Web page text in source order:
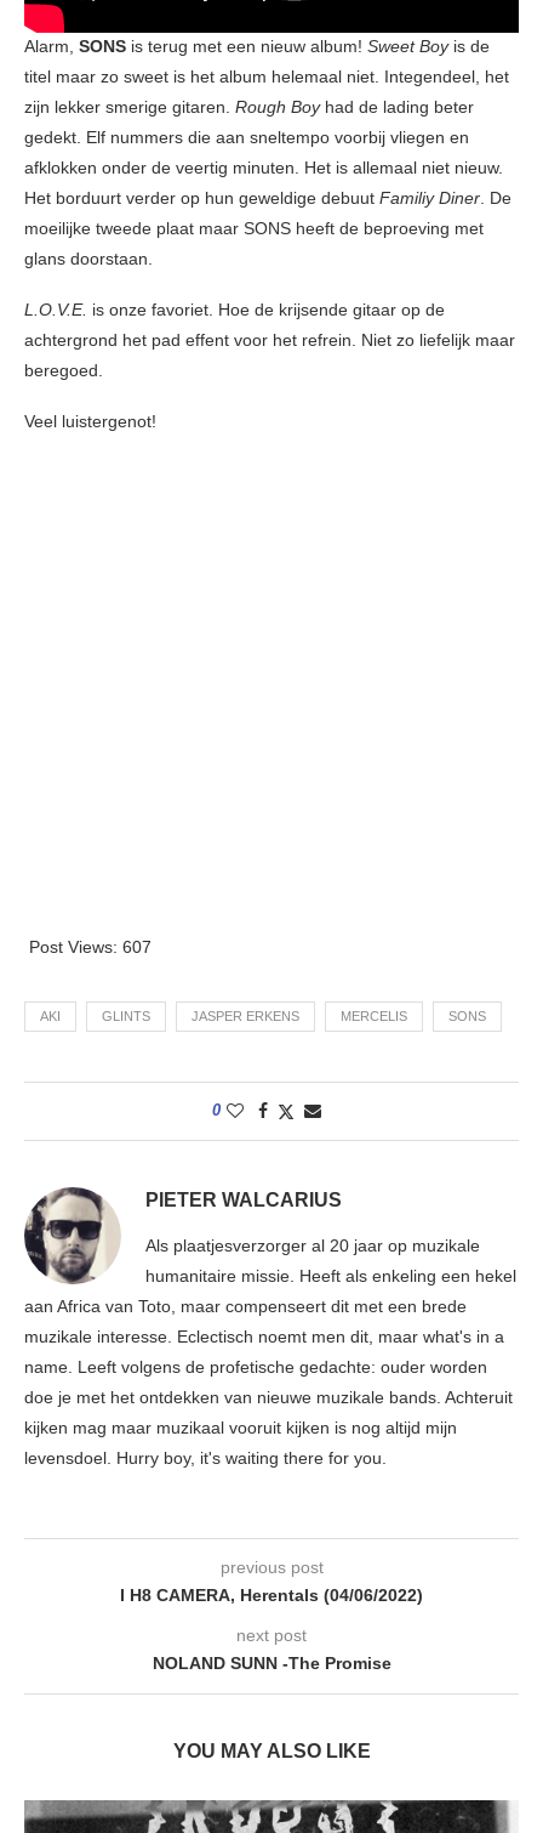
Alarm, SONS is terug met een nieuw album! Sweet Boyis de
titel maar zo sweet is het album helemaal niet. Integendeel, het
zijn lekker smerige gitaren. Rough Boyhad de lading beter
gedekt. Elf nummers die aan sneltempo voorbij vliegen en
afklokken onder de veertig minuten. Het is allemaal niet nieuw.
Het borduurt verder op hun geweldige debuut Familiy Diner. De
moeilijke tweede plaat maar SONS heeft de beproeving met
glans doorstaan.
L.O.V.E. is onze favoriet. Hoe de krijsende gitaar op de
achtergrond het pad effent voor het refrein. Niet zo liefelijk maar
beregoed.
Veel luistergenot!
Post Views: 607
AKI GLINTS JASPER ERKENS MERCELIS SONS
0
PIETER WALCARIUS
Als plaatjesverzorger al 20 jaar op muzikale
humanitaire missie. Heeft als enkeling een hekel
aan Africa van Toto, maar compenseert dit met een brede
muzikale interesse. Eclectisch noemt men dit, maar what's in a
name. Leeft volgens de profetische gedachte: ouder worden
doe je met het ontdekken van nieuwe muzikale bands. Achteruit
kijken mag maar muzikaal vooruit kijken is nog altijd mijn
levensdoel. Hurry boy, it's waiting there for you.
previous post
I H8 CAMERA, Herentals (04/06/2022)
next post
NOLAND SUNN -The Promise
YOU MAY ALSO LIKE